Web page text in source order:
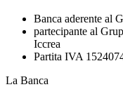
Banca aderente al
partecipante al
Iccrea
Partita IVA
La Banca